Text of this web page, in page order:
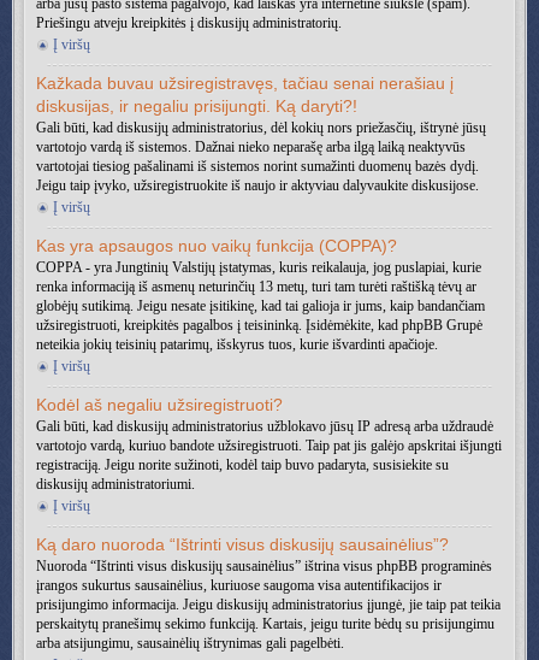
arba jūsų pašto sistema pagalvojo, kad laiškas yra internetinė šiukšlė (spam).
Priešingu atveju kreipkitės į diskusijų administratorių.
Į viršų
Kažkada buvau užsiregistravęs, tačiau senai nerašiau į
diskusijas, ir negaliu prisijungti. Ką daryti?!
Gali būti, kad diskusijų administratorius, dėl kokių nors priežasčių, ištrynė jūsų
vartotojo vardą iš sistemos. Dažnai nieko neparašę arba ilgą laiką neaktyvūs
vartotojai tiesiog pašalinami iš sistemos norint sumažinti duomenų bazės dydį.
Jeigu taip įvyko, užsiregistruokite iš naujo ir aktyviau dalyvaukite diskusijose.
Į viršų
Kas yra apsaugos nuo vaikų funkcija (COPPA)?
COPPA - yra Jungtinių Valstijų įstatymas, kuris reikalauja, jog puslapiai, kurie
renka informaciją iš asmenų neturinčių 13 metų, turi tam turėti raštišką tėvų ar
globėjų sutikimą. Jeigu nesate įsitikinę, kad tai galioja ir jums, kaip bandančiam
užsiregistruoti, kreipkitės pagalbos į teisininką. Įsidėmėkite, kad phpBB Grupė
neteikia jokių teisinių patarimų, išskyrus tuos, kurie išvardinti apačioje.
Į viršų
Kodėl aš negaliu užsiregistruoti?
Gali būti, kad diskusijų administratorius užblokavo jūsų IP adresą arba uždraudė
vartotojo vardą, kuriuo bandote užsiregistruoti. Taip pat jis galėjo apskritai išjungti
registraciją. Jeigu norite sužinoti, kodėl taip buvo padaryta, susisiekite su
diskusijų administratoriumi.
Į viršų
Ką daro nuoroda “Ištrinti visus diskusijų sausainėlius”?
Nuoroda “Ištrinti visus diskusijų sausainėlius” ištrina visus phpBB programinės
įrangos sukurtus sausainėlius, kuriuose saugoma visa autentifikacijos ir
prisijungimo informacija. Jeigu diskusijų administratorius įjungė, jie taip pat teikia
perskaitytų pranešimų sekimo funkciją. Kartais, jeigu turite bėdų su prisijungimu
arba atsijungimu, sausainėlių ištrynimas gali pagelbėti.